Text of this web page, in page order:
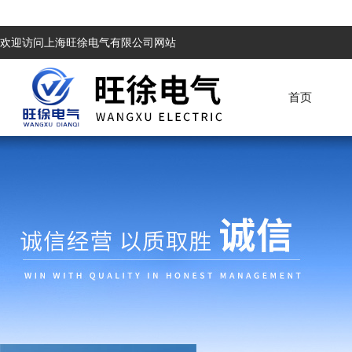
欢迎访问上海旺徐电气有限公司网站
首页